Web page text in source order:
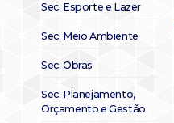
Sec. Esporte e Lazer
Sec. Meio Ambiente
Sec. Obras
Sec. Planejamento,
Orçamento e Gestão